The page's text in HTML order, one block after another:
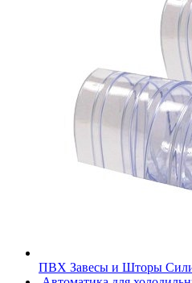
ПВХ Завесы и Шторы